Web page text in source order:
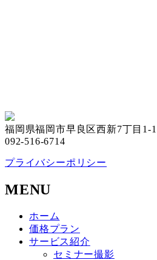
福岡県福岡市早良区西新7丁目1-
092-516-6714
プライバシーポリシー
MENU
ホーム
価格プラン
サービス紹介
セミナー撮影